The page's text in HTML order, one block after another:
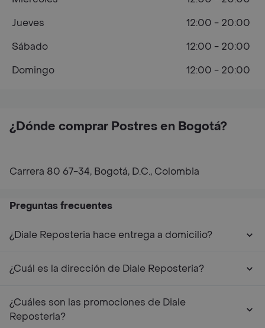
¿Dónde comprar Postres en Bogotá?
Carrera 80 67-34, Bogotá, D.C., Colombia
Jueves
12:00 - 20:00
Sábado
12:00 - 20:00
Domingo
12:00 - 20:00
Preguntas frecuentes
¿Diale Reposteria hace entrega a domicilio?
¿Cuál es la dirección de Diale Reposteria?
¿Cuáles son las promociones de Diale
Reposteria?